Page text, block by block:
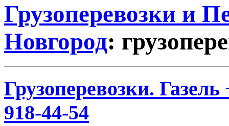
Грузоперевозки и
Новгород:
Грузоперевозки.
918-44-54